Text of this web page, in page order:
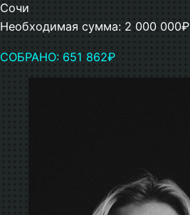
Сочи
Необходимая сумма: 2 000 000₽
СОБРАНО: 651 862₽